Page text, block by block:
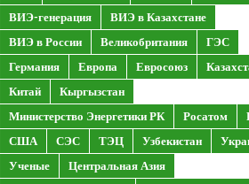
ВИЭ-генерация
ВИЭ в Казахстане
ВИЭ в России
Великобритания
ГЭС
Германия
Европа Евросоюз
Китай
Кыргызстан
Министерство Энергетики РК
Росатом
США
СЭС ТЭЦ Узбекистан
Ученые
Центральная Азия